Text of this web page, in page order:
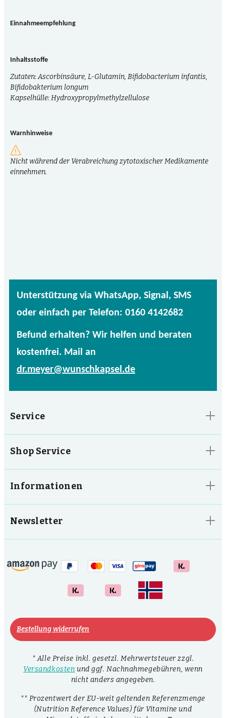
Einnahmeempfehlung
Inhaltsstoffe
Zutaten: Ascorbinsäure, L-Glutamin, Bifidobacterium infantis,
Bifidobakterium longum
Kapselhülle: Hydroxypropylmethylzellulose
Warnhinweise
Nicht während der Verabreichung zytotoxischer Medikamente
einnehmen.
Unterstützung via WhatsApp, Signal, SMS
oder einfach per Telefon: 0160 4142682
Befund erhalten? Wir helfen und beraten
kostenfrei. Mail an
dr.meyer@wunschkapsel.de
Service
Shop Service
Informationen
Newsletter
Bestellung widerrufen
* Alle Preise inkl. gesetzl. Mehrwertsteuer zzgl.
Versandkosten und ggf. Nachnahmegebühren, wenn
nicht anders angegeben.
** Prozentwert der EU-weit geltenden Referenzmenge
(Nutrition Reference Values) für Vitamine und